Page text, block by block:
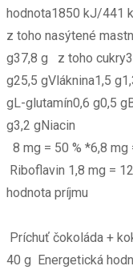
hodnota1850 kJ/441
z toho nasýtené
g37,8 g z toho
g25,5 gVláknina1,5
gL-glutamín0,6 g0,5
g3,2 gNiacin
8 mg = 50 % *6,8 mg
Riboflavin 1,8 mg =
hodnota príjmu
Príchuť čokoláda +
40 g Energetická